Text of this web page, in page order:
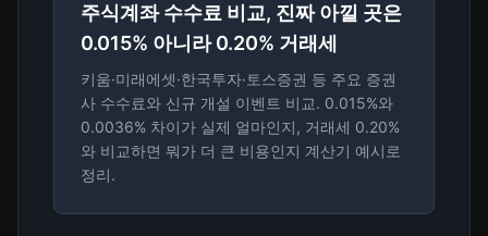
주식계좌 수수료 비교, 진짜 아낄 곳은
0.015% 아니라 0.20% 거래세
키움·미래에셋·한국투자·토스증권 등 주요 증권
사 수수료와 신규 개설 이벤트 비교. 0.015%와
0.0036% 차이가 실제 얼마인지, 거래세 0.20%
와 비교하면 뭐가 더 큰 비용인지 계산기 예시로
정리.